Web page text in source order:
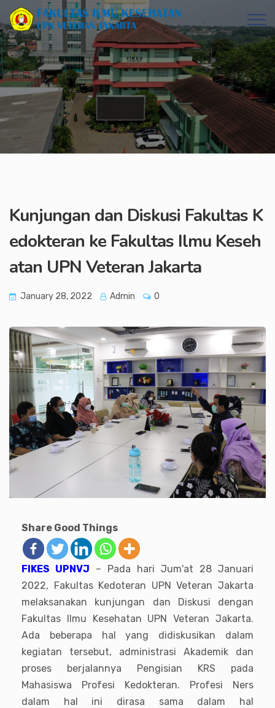
Kunjungan dan Diskusi Fakultas K
edokteran ke Fakultas Ilmu Keseh
atan UPN Veteran Jakarta
January 28, 2022 Admin 0
Share Good Things
FIKES UPNVJ – Pada hari Jum'at 28 Januari
2022, Fakultas Kedoteran UPN Veteran Jakarta
melaksanakan kunjungan dan Diskusi dengan
Fakultas Ilmu Kesehatan UPN Veteran Jakarta.
Ada beberapa hal yang didiskusikan dalam
kegiatan tersebut, administrasi Akademik dan
proses berjalannya Pengisian KRS pada
Mahasiswa Profesi Kedokteran. Profesi Ners
dalam hal ini dirasa sama dalam hal